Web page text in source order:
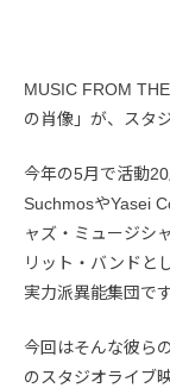
MUSIC FROM
の肖像」が、スタ
今年の5月で活動
SuchmosやYasei
ャズ・ミュージシ
リット・バンドと
実力派異能集団です
今回はそんな彼ら
のスタジオライブ